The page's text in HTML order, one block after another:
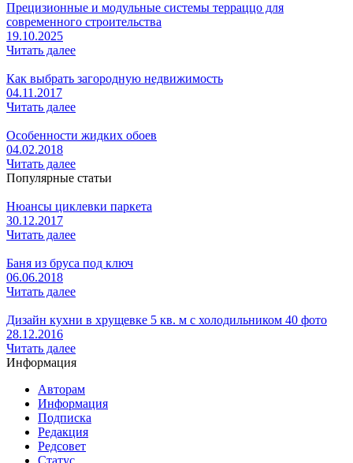
Прецизионные и модульные системы терраццо для
современного строительства
19.10.2025
Читать далее
Как выбрать загородную недвижимость
04.11.2017
Читать далее
Особенности жидких обоев
04.02.2018
Читать далее
Популярные статьи
Нюансы циклевки паркета
30.12.2017
Читать далее
Баня из бруса под ключ
06.06.2018
Читать далее
Дизайн кухни в хрущевке 5 кв. м с холодильником 40 фото
28.12.2016
Читать далее
Информация
Авторам
Информация
Подписка
Редакция
Редсовет